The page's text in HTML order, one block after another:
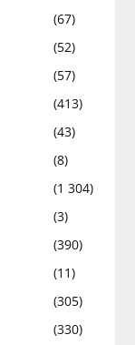
(67)
(52)
(57)
(413)
(43)
(8)
(1 304)
(3)
(390)
(11)
(305)
(330)